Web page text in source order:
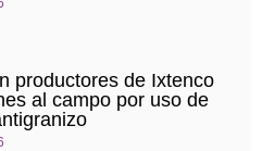
productores de Ixtenco
al campo por uso de